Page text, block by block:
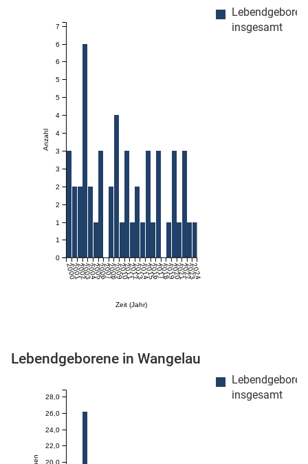
insgesamt
Zeit (Jahr)
200020012002200320042005200620072008200920102011201220132014201520162017201820192020202120222023
2024
Anzahl
0
1
1
2
2
3
3
4
4
5
5
6
6
7
Lebendgeborene in Wangelau
insgesamt
20,0
22,0
24,0
26,0
28,0